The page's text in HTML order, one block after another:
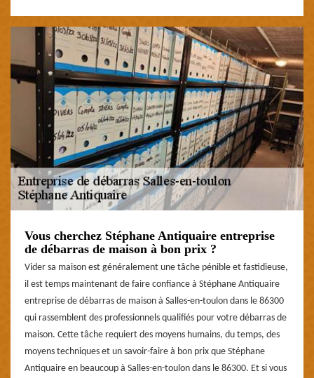
Vous cherchez Stéphane Antiquaire entreprise
de débarras de maison à bon prix ?
Vider sa maison est généralement une tâche pénible et fastidieuse,
il est temps maintenant de faire confiance à Stéphane Antiquaire
entreprise de débarras de maison à Salles-en-toulon dans le 86300
qui rassemblent des professionnels qualifiés pour votre débarras de
maison. Cette tâche requiert des moyens humains, du temps, des
moyens techniques et un savoir-faire à bon prix que Stéphane
Antiquaire en beaucoup à Salles-en-toulon dans le 86300. Et si vous